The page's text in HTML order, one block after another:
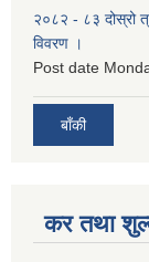
२०८२ - ८३ दोस्रो
विवरण ।
Post date
बाँकी
कर तथा